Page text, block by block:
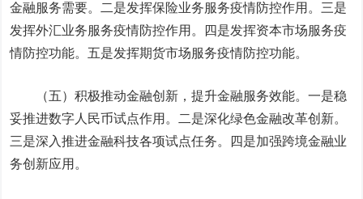
金融服务需要。二是发挥保险业务服务疫情防控作用。三是
发挥外汇业务服务疫情防控作用。四是发挥资本市场服务疫
情防控功能。五是发挥期货市场服务疫情防控功能。
（五）积极推动金融创新，提升金融服务效能。一是稳
妥推进数字人民币试点作用。二是深化绿色金融改革创新。
三是深入推进金融科技各项试点任务。四是加强跨境金融业
务创新应用。